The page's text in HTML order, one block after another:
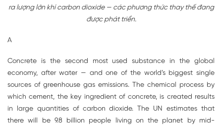
ra lượng lớn khí carbon dioxide — các phương thức thay thế đang
được phát triển.
A
Concrete is the second most used substance in the global
economy, after water — and one of the world’s biggest single
sources of greenhouse gas emissions. The chemical process by
which cement, the key ingredient of concrete, is created results
in large quantities of carbon dioxide. The UN estimates that
there will be 9.8 billion people living on the planet by mid-